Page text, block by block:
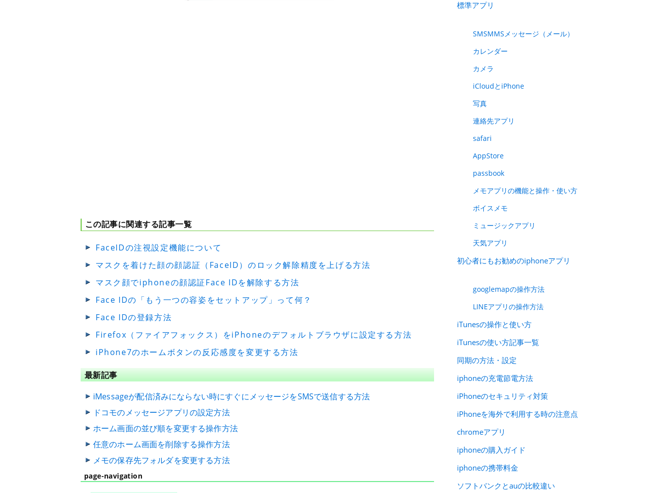
この記事に関連する記事一覧
FaceIDの注視設定機能について
マスクを着けた顔の顔認証（FaceID）のロック解除精度を上げる方法
マスク顔でiphoneの顔認証Face IDを解除する方法
Face IDの「もう一つの容姿をセットアップ」って何？
Face IDの登録方法
Firefox（ファイアフォックス）をiPhoneのデフォルトブラウザに設定する方法
iPhone7のホームボタンの反応感度を変更する方法
最新記事
iMessageが配信済みにならない時にすぐにメッセージをSMSで送信する方法
ドコモのメッセージアプリの設定方法
ホーム画面の並び順を変更する操作方法
任意のホーム画面を削除する操作方法
メモの保存先フォルダを変更する方法
page-navigation
標準アプリ
SMSMMSメッセージ（メール）
カレンダー
カメラ
iCloudとiPhone
写真
連絡先アプリ
safari
AppStore
passbook
メモアプリの機能と操作・使い方
ボイスメモ
ミュージックアプリ
天気アプリ
初心者にもお勧めのiphoneアプリ
googlemapの操作方法
LINEアプリの操作方法
iTunesの操作と使い方
iTunesの使い方記事一覧
同期の方法・設定
iphoneの充電節電方法
iPhoneのセキュリティ対策
iPhoneを海外で利用する時の注意点
chromeアプリ
iphoneの購入ガイド
iphoneの携帯料金
ソフトバンクとauの比較違い